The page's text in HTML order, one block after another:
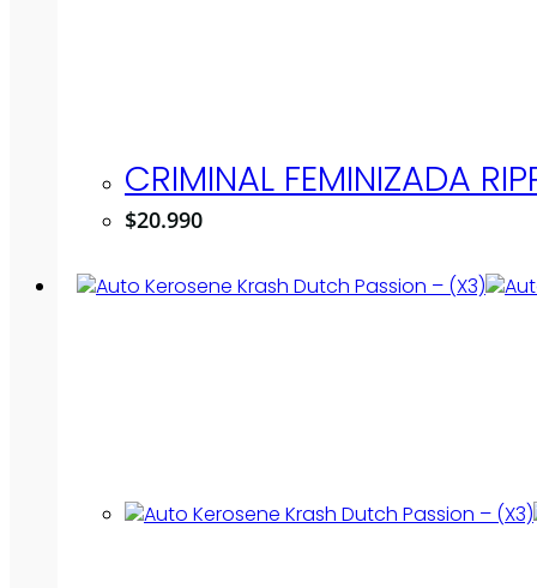
CRIMINAL FEMINIZADA
$20.990